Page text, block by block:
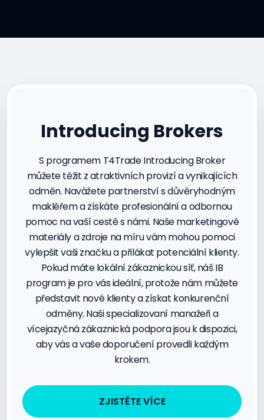
Introducing Brokers
S programem T4Trade Introducing Broker
můžete těžit z atraktivních provizí a vynikajících
odměn. Navážete partnerství s důvěryhodným
makléřem a získáte profesionální a odbornou
pomoc na vaší cestě s námi. Naše marketingové
materiály a zdroje na míru vám mohou pomoci
vylepšit vaši značku a přilákat potenciální klienty.
Pokud máte lokální zákaznickou síť, náš IB
program je pro vás ideální, protože nám můžete
představit nové klienty a získat konkurenční
odměny. Naši specializovaní manažeři a
vícejazyčná zákaznická podpora jsou k dispozici,
aby vás a vaše doporučení provedli každým
krokem.
ZJISTĚTE VÍCE